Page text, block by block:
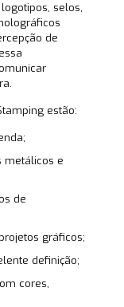
selos,
de
estão:
metálicos e
de
gráficos;
definição;
cores,